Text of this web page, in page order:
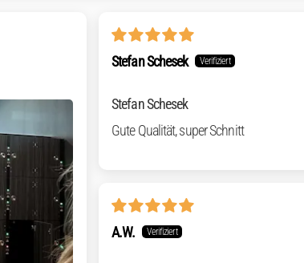
Stefan Schesek
Stefan Schesek
Gute Qualität, super Schnitt
A.W.